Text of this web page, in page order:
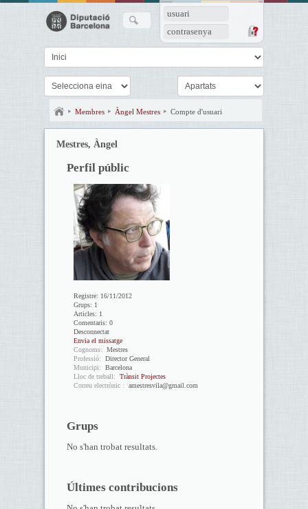
usuari
contrasenya
Membres Àngel Mestres Compte d'usuari
Mestres, Àngel
Perfil públic
Registre: 16/11/2012
Grups: 1
Articles: 1
Comentaris: 0
Desconnectat
Envia el missatge
Cognoms:
Mestres
Professió:
Director General
Municipi:
Barcelona
Lloc de treball:
Trànsit Projectes
Correu electrònic : amestresvila@gmail.com
Grups
No s'han trobat resultats.
Últimes contribucions